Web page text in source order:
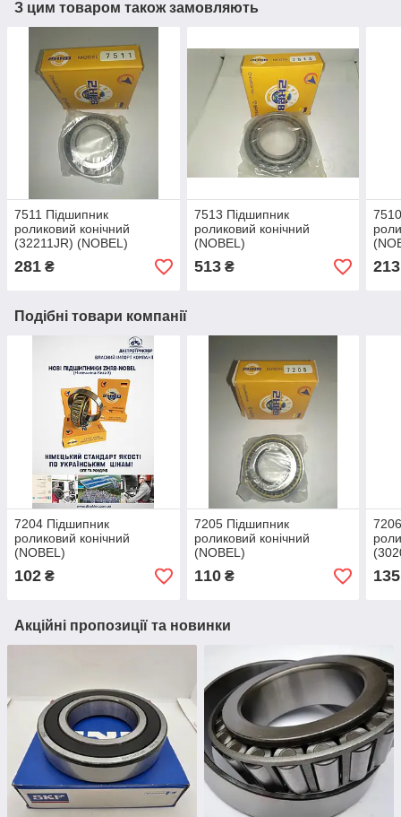
З цим товаром також замовляють
7511 Підшипник
роликовий конічний
(32211JR) (NOBEL)
281 ₴
7513 Підшипник
роликовий конічний
(NOBEL)
513₴ 213
Подібні товари компанії
7204 Підшипник
роликовий конічний
(NOBEL)
102 ₴
7205 Підшипник
роликовий конічний
(NOBEL)
110₴ 135
Акційні пропозиції та новинки